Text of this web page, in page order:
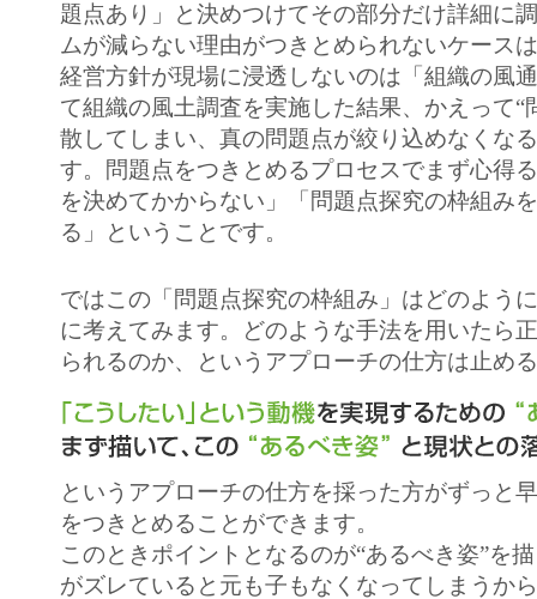
題点あり」と決めつけてその部分だけ詳細に
ムが減らない理由がつきとめられないケース
経営方針が現場に浸透しないのは「組織の風
て組織の風土調査を実施した結果、かえって“
散してしまい、真の問題点が絞り込めなくな
す。問題点をつきとめるプロセスでまず心得
を決めてかからない」「問題点探究の枠組み
る」ということです。
ではこの「問題点探究の枠組み」はどのよう
に考えてみます。どのような手法を用いたら
られるのか、というアプローチの仕方は止め
というアプローチの仕方を採った方がずっと
をつきとめることができます。
このときポイントとなるのが“あるべき姿”を
がズレていると元も子もなくなってしまうか